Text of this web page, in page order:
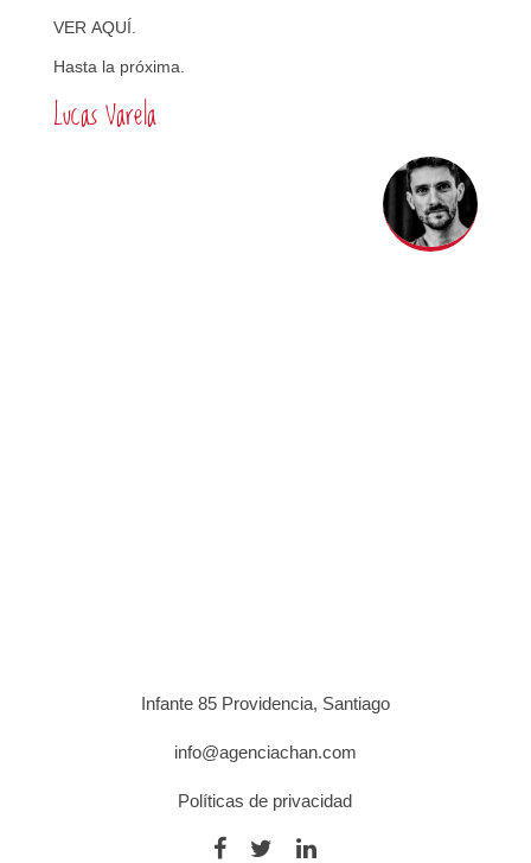
VER AQUÍ.
Hasta la próxima.
Lucas Varela
Infante 85 Providencia, Santiago
info@agenciachan.com
Políticas de privacidad